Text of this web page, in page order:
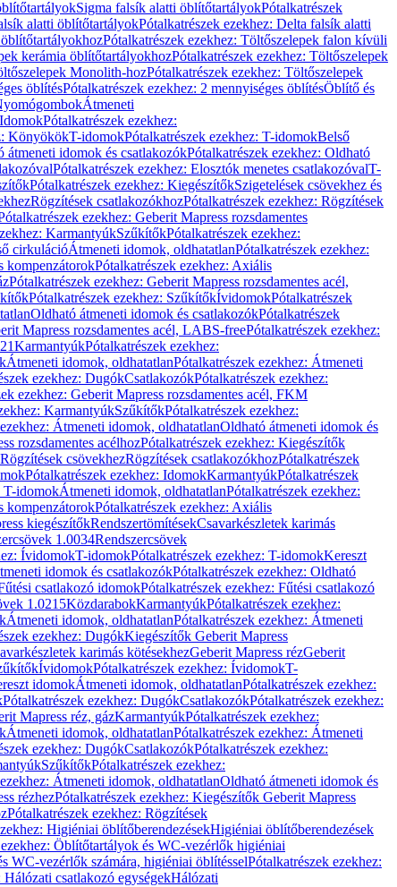
Sigma falsík alatti öblítőtartályokPótalkatrészek
alatti öblítőtartályokPótalkatrészek ezekhez: Delta falsík alatti
Pótalkatrészek ezekhez: Töltőszelepek falon kívüli
kerámia öblítőtartályokhozPótalkatrészek ezekhez: Töltőszelepek
Monolith-hozPótalkatrészek ezekhez: Töltőszelepek
öblítésPótalkatrészek ezekhez: 2 mennyiséges öblítésÖblítő és
Átmeneti
IdomokPótalkatrészek ezekhez:
KönyökökT-idomokPótalkatrészek ezekhez: T-idomokBelső
átmeneti idomok és csatlakozókPótalkatrészek ezekhez: Oldható
Pótalkatrészek ezekhez: Elosztók menetes csatlakozóvalT-
Pótalkatrészek ezekhez: KiegészítőkSzigetelések csövekhez és
Rögzítések csatlakozókhozPótalkatrészek ezekhez: Rögzítések
ezekhez: Geberit Mapress rozsdamentes
KarmantyúkSzűkítőkPótalkatrészek ezekhez:
cirkulációÁtmeneti idomok, oldhatatlanPótalkatrészek ezekhez:
kompenzátorokPótalkatrészek ezekhez: Axiális
Pótalkatrészek ezekhez: Geberit Mapress rozsdamentes acél,
Pótalkatrészek ezekhez: SzűkítőkÍvidomokPótalkatrészek
Oldható átmeneti idomok és csatlakozókPótalkatrészek
Mapress rozsdamentes acél, LABS-freePótalkatrészek ezekhez:
KarmantyúkPótalkatrészek ezekhez:
Átmeneti idomok, oldhatatlanPótalkatrészek ezekhez: Átmeneti
ezekhez: DugókCsatlakozókPótalkatrészek ezekhez:
ezekhez: Geberit Mapress rozsdamentes acél, FKM
KarmantyúkSzűkítőkPótalkatrészek ezekhez:
Átmeneti idomok, oldhatatlanOldható átmeneti idomok és
rozsdamentes acélhozPótalkatrészek ezekhez: Kiegészítők
Rögzítések csövekhezRögzítések csatlakozókhozPótalkatrészek
Pótalkatrészek ezekhez: IdomokKarmantyúkPótalkatrészek
T-idomokÁtmeneti idomok, oldhatatlanPótalkatrészek ezekhez:
kompenzátorokPótalkatrészek ezekhez: Axiális
kiegészítőkRendszertömítésekCsavarkészletek karimás
1.0034Rendszercsövek
ÍvidomokT-idomokPótalkatrészek ezekhez: T-idomokKereszt
idomok és csatlakozókPótalkatrészek ezekhez: Oldható
csatlakozó idomokPótalkatrészek ezekhez: Fűtési csatlakozó
1.0215KözdarabokKarmantyúkPótalkatrészek ezekhez:
Átmeneti idomok, oldhatatlanPótalkatrészek ezekhez: Átmeneti
ezekhez: DugókKiegészítők Geberit Mapress
karimás kötésekhezGeberit Mapress rézGeberit
ÍvidomokPótalkatrészek ezekhez: ÍvidomokT-
idomokÁtmeneti idomok, oldhatatlanPótalkatrészek ezekhez:
Pótalkatrészek ezekhez: DugókCsatlakozókPótalkatrészek ezekhez:
Mapress réz, gázKarmantyúkPótalkatrészek ezekhez:
Átmeneti idomok, oldhatatlanPótalkatrészek ezekhez: Átmeneti
ezekhez: DugókCsatlakozókPótalkatrészek ezekhez:
SzűkítőkPótalkatrészek ezekhez:
Átmeneti idomok, oldhatatlanOldható átmeneti idomok és
rézhezPótalkatrészek ezekhez: Kiegészítők Geberit Mapress
Pótalkatrészek ezekhez: Rögzítések
Higiéniai öblítőberendezésekHigiéniai öblítőberendezések
Öblítőtartályok és WC-vezérlők higiéniai
WC-vezérlők számára, higiéniai öblítésselPótalkatrészek ezekhez:
Hálózati csatlakozó egységekHálózati